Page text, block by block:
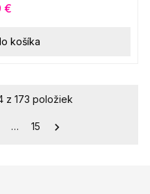
€
košíka
z 173 položiek
… 15 